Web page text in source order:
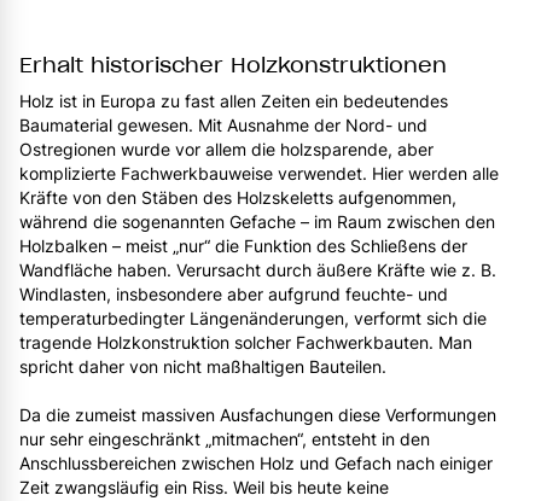
Erhalt historischer Holzkonstruktionen
Holz ist in Europa zu fast allen Zeiten ein bedeutendes
Baumaterial gewesen. Mit Ausnahme der Nord- und
Ostregionen wurde vor allem die holzsparende, aber
komplizierte Fachwerkbauweise verwendet. Hier werden alle
Kräfte von den Stäben des Holzskeletts aufgenommen,
während die sogenannten Gefache – im Raum zwischen den
Holzbalken – meist „nur“ die Funktion des Schließens der
Wandfläche haben. Verursacht durch äußere Kräfte wie z. B.
Windlasten, insbesondere aber aufgrund feuchte- und
temperaturbedingter Längenänderungen, verformt sich die
tragende Holzkonstruktion solcher Fachwerkbauten. Man
spricht daher von nicht maßhaltigen Bauteilen.
Da die zumeist massiven Ausfachungen diese Verformungen
nur sehr eingeschränkt „mitmachen“, entsteht in den
Anschlussbereichen zwischen Holz und Gefach nach einiger
Zeit zwangsläufig ein Riss. Weil bis heute keine